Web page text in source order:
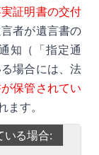
証明書の交付
者が遺言書の
知（「指定通
場合には、法
保管されてい
ます。
いる場合: